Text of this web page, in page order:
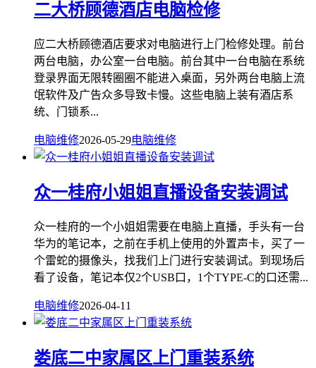
二大桥顾德酒店电脑检修
应二大桥顾德酒店要求对电脑进行上门检修处理。前台
两台电脑，办公室一台电脑。前台其中一台电脑在系统
登录界面无限转圈圈不能进入桌面，另外两台电脑上流
氓软件及广告众多导致卡慢。这些电脑上装有酒店系
统、门锁系...
电脑维修2026-05-29电脑维修
众一桂府小姐姐直播设备安装调试
众一桂府的一个小姐姐需要在电脑上直播，手头有一台
华为的笔记本，之前在手机上使用的外置声卡，买了一
个雷蛇的摄像头，找我们上门进行安装调试。到现场后
看了设备，笔记本仅2个USB口，1个TYPE-C的口还需...
电脑维修2026-04-11
娄底二中家属区上门重装系统